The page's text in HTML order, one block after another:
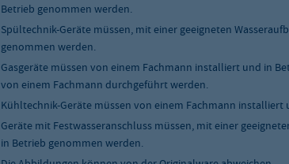
Betrieb genommen werden.
Spültechnik-Geräte müssen, mit einer geeigneten
genommen werden.
Gasgeräte müssen von einem Fachmann installiert und in
von einem Fachmann durchgeführt werden.
Kühltechnik-Geräte müssen von einem Fachmann
Geräte mit Festwasseranschluss müssen, mit einer
in Betrieb genommen werden.